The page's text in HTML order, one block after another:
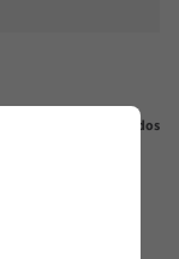
Veja todos